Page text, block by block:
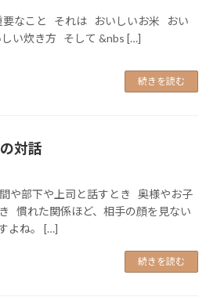
要なこと それは おいしいお米 おい
い炊き方 そして &nbs […]
続きを読む
対話
や部下や上司と話すとき 奥様やお子
慣れた関係ほど、相手の顔を見ない
よね。 […]
続きを読む